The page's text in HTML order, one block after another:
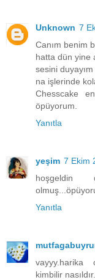
Unknown 7
Canım benim
hatta dün yine
sesini
na işlerinde
Chesscake
öpüyorum.
Yanıtla
yeşim 7 Ekim
hoşgeldin
Yanıtla
vayyy.harika
kimbilir